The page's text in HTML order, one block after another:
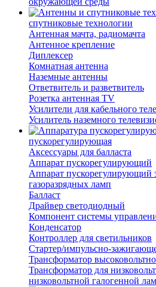
спутниковые технологии
Антенная мачта, радиомачта
Антенное крепление
Диплексер
Комнатная антенна
Наземные антенны
Ответвитель и разветвитель
Розетка антенная TV
Усилители для кабельного
Усилитель наземного
пускорегулирующая
Аксессуары для балласта
Аппарат пускорегулирующий
Аппарат пускорегулирующий
газоразрядных ламп
Балласт
Драйвер светодиодный
Компонент системы
Конденсатор
Контроллер для светильников
Стартер/импульсно-
Трансформатор
Трансформатор для
низковольтной галогенной